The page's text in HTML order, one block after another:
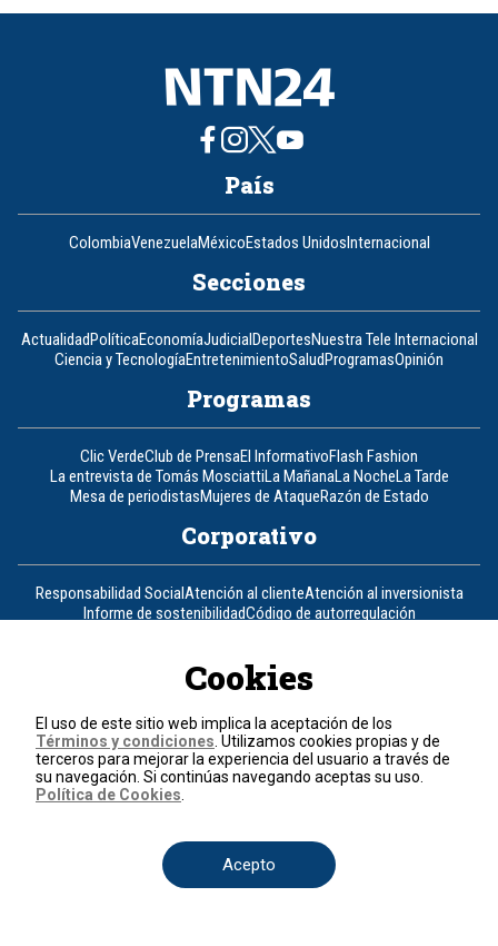
8
País
ColombiaVenezuelaMéxicoEstados UnidosInternacional
Secciones
ActualidadPolíticaEconomíaJudicialDeportesNuestra Tele Internacional
Ciencia y TecnologíaEntretenimientoSaludProgramasOpinión
Programas
Clic VerdeClub de PrensaEl InformativoFlash Fashion
La entrevista de Tomás MosciattiLa MañanaLa NocheLa Tarde
Mesa de periodistasMujeres de AtaqueRazón de Estado
Corporativo
Responsabilidad SocialAtención al clienteAtención al inversionista
Informe de sostenibilidadCódigo de autorregulación
Visite también
Canal RCNNoticias RCNRCN RadioLa RepúblicaRCN Comerciales
Nuestra Tele InternacionalNovelasFidesTDT
Un producto de RCN TelevisiónRCN Total
Contáctenos
Teléfono +57 (601) 426 92 92
Cookies
El uso de este sitio web implica la aceptación de los
Términos y condiciones . Utilizamos cookies propias y de
terceros para mejorar la experiencia del usuario a través de
su navegación. Si continúas navegando aceptas su uso.
Política de Cookies
Acepto